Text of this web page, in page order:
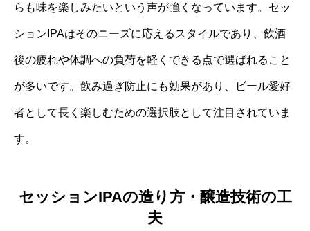
らも味を楽しみたいという声が強くなっています。セッ
ションIPAはそのニーズに応えるスタイルであり、飲酒
後の疲れや体調への負荷を軽くできる点で選ばれること
が多いです。飲み過ぎ防止にも効果があり、ビール愛好
者として長く楽しむための選択肢として注目されていま
す。
セッションIPAの造り方・醸造技術の工
夫